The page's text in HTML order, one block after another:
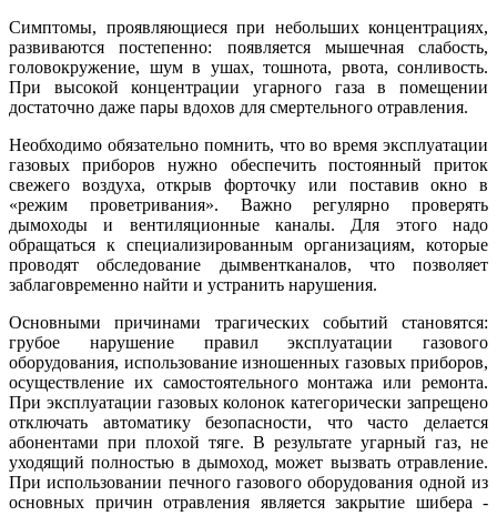
Симптомы, проявляющиеся при небольших концентрациях,
развиваются постепенно: появляется мышечная слабость,
головокружение, шум в ушах, тошнота, рвота, сонливость.
При высокой концентрации угарного газа в помещении
достаточно даже пары вдохов для смертельного отравления.
Необходимо обязательно помнить, что во время эксплуатации
газовых приборов нужно обеспечить постоянный приток
свежего воздуха, открыв форточку или поставив окно в
«режим проветривания». Важно регулярно проверять
дымоходы и вентиляционные каналы. Для этого надо
обращаться к специализированным организациям, которые
проводят обследование дымвентканалов, что позволяет
заблаговременно найти и устранить нарушения.
Основными причинами трагических событий становятся:
грубое нарушение правил эксплуатации газового
оборудования, использование изношенных газовых приборов,
осуществление их самостоятельного монтажа или ремонта.
При эксплуатации газовых колонок категорически запрещено
отключать автоматику безопасности, что часто делается
абонентами при плохой тяге. В результате угарный газ, не
уходящий полностью в дымоход, может вызвать отравление.
При использовании печного газового оборудования одной из
основных причин отравления является закрытие шибера -